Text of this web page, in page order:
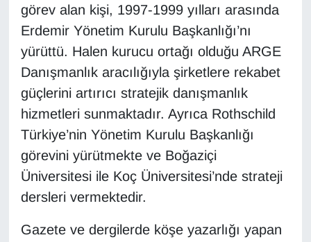
görev alan kişi, 1997-1999 yılları arasında
Erdemir Yönetim Kurulu Başkanlığı’nı
yürüttü. Halen kurucu ortağı olduğu ARGE
Danışmanlık aracılığıyla şirketlere rekabet
güçlerini artırıcı stratejik danışmanlık
hizmetleri sunmaktadır. Ayrıca Rothschild
Türkiye’nin Yönetim Kurulu Başkanlığı
görevini yürütmekte ve Boğaziçi
Üniversitesi ile Koç Üniversitesi’nde strateji
dersleri vermektedir.
Gazete ve dergilerde köşe yazarlığı yapan
Kadın
Kamu Alımları
Kim Kimdir?
Kültür & Sanat
KURDÎ
MAGAZİN
MEDYA